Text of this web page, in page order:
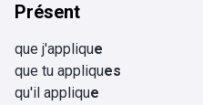
Présent
que j'applique
que tu appliques
qu'il applique